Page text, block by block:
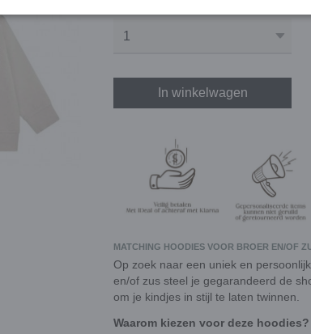
In winkelwagen
MATCHING HOODIES VOOR BROER EN/OF
Op zoek naar een uniek en
en/of zus steel je gegarandeerd de
om je kindjes in stijl te laten twinnen.
Waarom kiezen voor deze hoodies?